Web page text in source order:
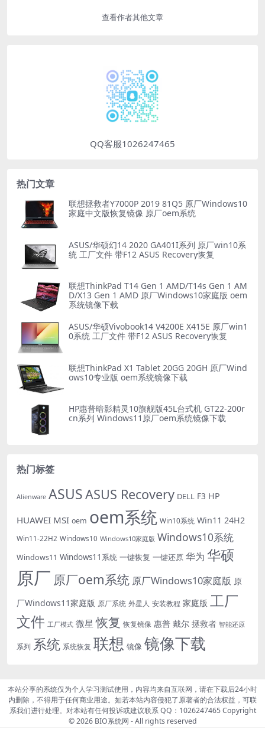
查看作者其他文章
QQ客服1026247465
热门文章
联想拯救者Y7000P 2019 81Q5 原厂Windows10
家庭中文版恢复镜像 原厂oem系统
ASUS/华硕幻14 2020 GA401I系列 原厂win10系
统 工厂文件 带F12 ASUS Recovery恢复
联想ThinkPad T14 Gen 1 AMD/T14s Gen 1 AM
D/X13 Gen 1 AMD 原厂Windows10家庭版 oem
系统镜像下载
ASUS/华硕Vivobook14 V4200E X415E 原厂win1
0系统 工厂文件 带F12 ASUS Recovery恢复
联想ThinkPad X1 Tablet 20GG 20GH 原厂Wind
ows10专业版 oem系统镜像下载
HP惠普暗影精灵10旗舰版45L台式机 GT22-200r
cn系列 Windows11原厂oem系统镜像下载
热门标签
Alienware ASUSASUS Recovery DELL F3 HP
HUAWEI MSI oem oem系统 Win10系统 Win11 24H2
Win11-22H2 Windows10 Windows10家庭版 Windows10系统
Windows11 Windows11系统 一键恢复 一键还原 华为 华硕
原厂 原厂oem系统 原厂Windows10家庭版 原
厂Windows11家庭版 原厂系统 外星人 安装教程 家庭版 工厂
文件 工厂模式 微星 恢复 恢复镜像 惠普 戴尔 拯救者 智能还原
系列 系统 系统恢复 联想 镜像 镜像下载
本站分享的系统仅为个人学习测试使用，内容均来自互联网，请在下载后24小时
内删除，不得用于任何商业用途。如若本站内容侵犯了原著者的合法权益，可联
系我们进行处理。对本站有任何投诉或建议联系 QQ：1026247465 Copyright
© 2026 BIO系统网 - All rights reserved